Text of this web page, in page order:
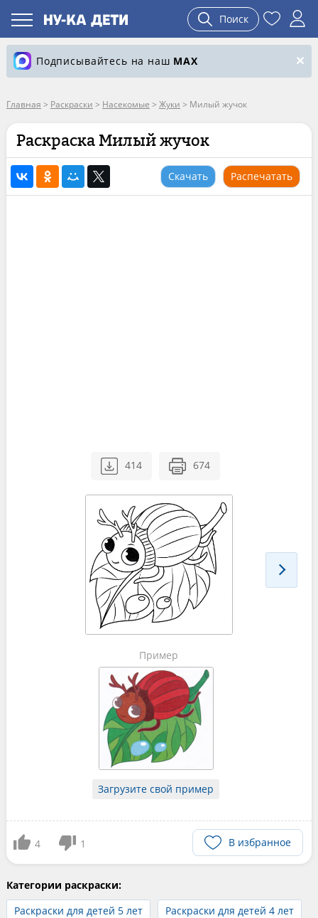
Поиск
Подписывайтесь на наш MAX
Главная > Раскраски > Насекомые > Жуки > Милый жучок
Раскраска Милый жучок
Скачать Распечатать
414 674
Пример
Загрузите свой пример
4 1 В избранное
Категории раскраски:
Раскраски для детей 5 лет
Раскраски для детей 4 лет